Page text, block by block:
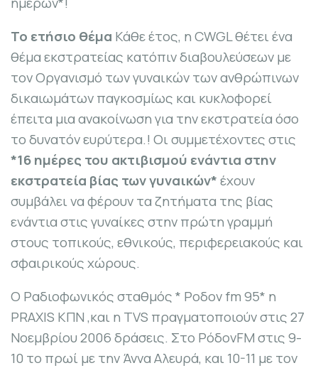
Το ετήσιο θέμα Κάθε έτος, η CWGL θέτει ένα
θέμα εκστρατείας κατόπιν διαβουλεύσεων με
τον Οργανισμό των γυναικών των ανθρώπινων
δικαιωμάτων παγκοσμίως και κυκλοφορεί
έπειτα μια ανακοίνωση για την εκστρατεία όσο
το δυνατόν ευρύτερα.! Οι συμμετέχοντες στις
*16 ημέρες του ακτιβισμού ενάντια στην
εκστρατεία βίας των γυναικών*έχουν
συμβάλει να φέρουν τα ζητήματα της βίας
ενάντια στις γυναίκες στην πρώτη γραμμή
στους τοπικούς, εθνικούς, περιφερειακούς και
σφαιρικούς χώρους.
Ο Ραδιοφωνικός σταθμός * Ροδονfm95* η
PRAXIS ΚΠΝ ,και η TVS πραγματοποιούν στις 27
Νοεμβρίου 2006 δράσεις. Στο ΡόδονFMστις 9-
10 το πρωί με την Άννα Αλευρά, και 10-11 με τον